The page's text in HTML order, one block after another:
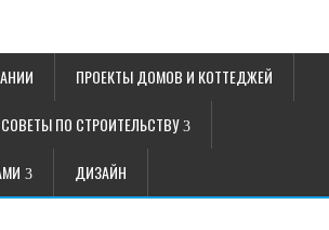
ПРОЕКТЫ ДОМОВ И КОТТЕДЖЕЙ
СОВЕТЫ ПО СТРОИТЕЛЬСТВУ
ДИЗАЙН